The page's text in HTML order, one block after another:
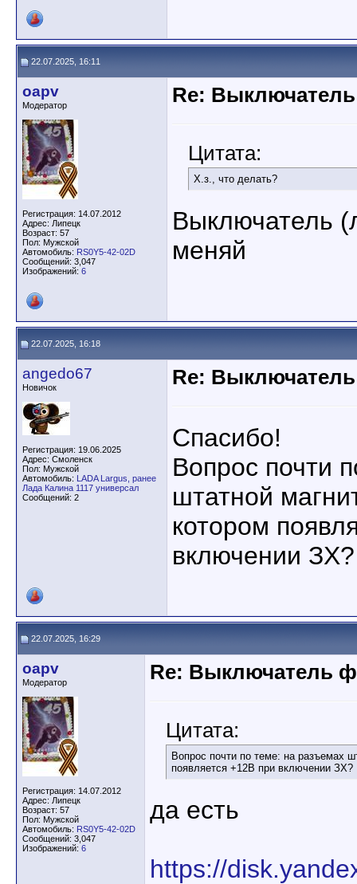
22.07.2025, 16:11
oapv
Модератор
Регистрация: 14.07.2012
Адрес: Липецк
Возраст: 57
Пол: Мужской
Автомобиль: RS0Y5-42-02D
Сообщений: 3,047
Изображений: 6
Re:
Цитата:
Х.з., что делать?
Выключатель
меняй
22.07.2025, 16:18
angedo67
Новичок
Регистрация: 19.06.2025
Адрес: Смоленск
Пол: Мужской
Автомобиль: LADA Largus, ранее
Лада Калина 1117 универсал
Сообщений: 2
Re:
Спасибо!
Вопрос почти
штатной
котором
включении ЗХ?
22.07.2025, 16:29
oapv
Модератор
Регистрация: 14.07.2012
Адрес: Липецк
Возраст: 57
Пол: Мужской
Автомобиль: RS0Y5-42-02D
Сообщений: 3,047
Изображений: 6
Re: Выключатель
Цитата:
Вопрос почти по теме: на разъемах
появляется +12В при включении ЗХ?
да есть
https://